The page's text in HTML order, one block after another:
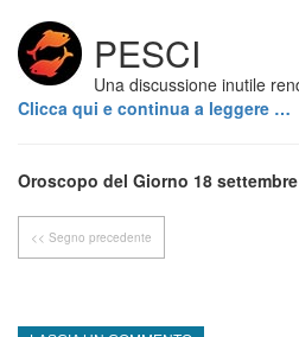
PESCI
Una discussione inutile
Clicca qui e continua a leggere …
Oroscopo del Giorno 18
<< Segno precedente